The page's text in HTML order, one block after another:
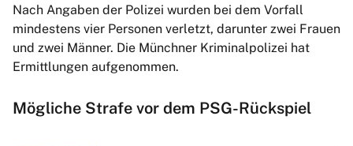
Nach Angaben der Polizei wurden bei dem Vorfall
mindestens vier Personen verletzt, darunter zwei Frauen
und zwei Männer. Die Münchner Kriminalpolizei hat
Ermittlungen aufgenommen.
Mögliche Strafe vor dem PSG-Rückspiel